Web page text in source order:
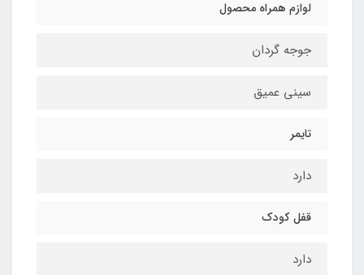
لوازم همراه محصول
جوجه گردان
سيني عميق
تایمر
دارد
قفل كودك
دارد